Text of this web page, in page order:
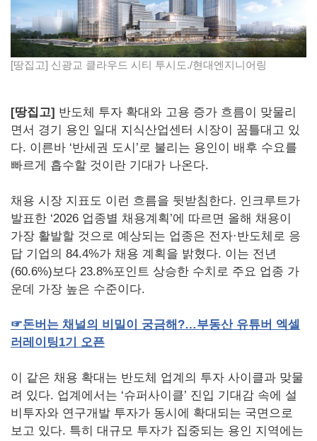
[땅집고] 신광교 클라우드 시티 투시도./현대엔지니어링
[땅집고] 반도체 투자 확대와 고용 증가 흐름이 맞물리
면서 경기 용인 일대 지식산업센터 시장이 꿈틀대고 있
다. 이른바 ‘반세권 도시’로 불리는 용인이 배후 수요를
빠르게 흡수할 것이란 기대가 나온다.
채용 시장 지표도 이런 흐름을 뒷받침한다. 인크루트가
발표한 ‘2026 업종별 채용계획’에 따르면 올해 채용이
가장 활발할 것으로 예상되는 업종은 전자·반도체로 응
답 기업의 84.4%가 채용 계획을 밝혔다. 이는 전년
(60.6%)보다 23.8%포인트 상승한 수치로 주요 업종 가
운데 가장 높은 수준이다.
☞돈버는 채널의 비밀이 궁금해 ?…부동산 유튜버 엑셀
러레이팅1기 오픈
이 같은 채용 확대는 반도체 업계의 투자 사이클과 맞물
려 있다. 업계에서는 ‘슈퍼사이클’ 진입 기대감 속에 설
비투자와 연구개발 투자가 동시에 확대되는 국면으로
보고 있다. 특히 대규모 투자가 집중되는 용인 지역에는